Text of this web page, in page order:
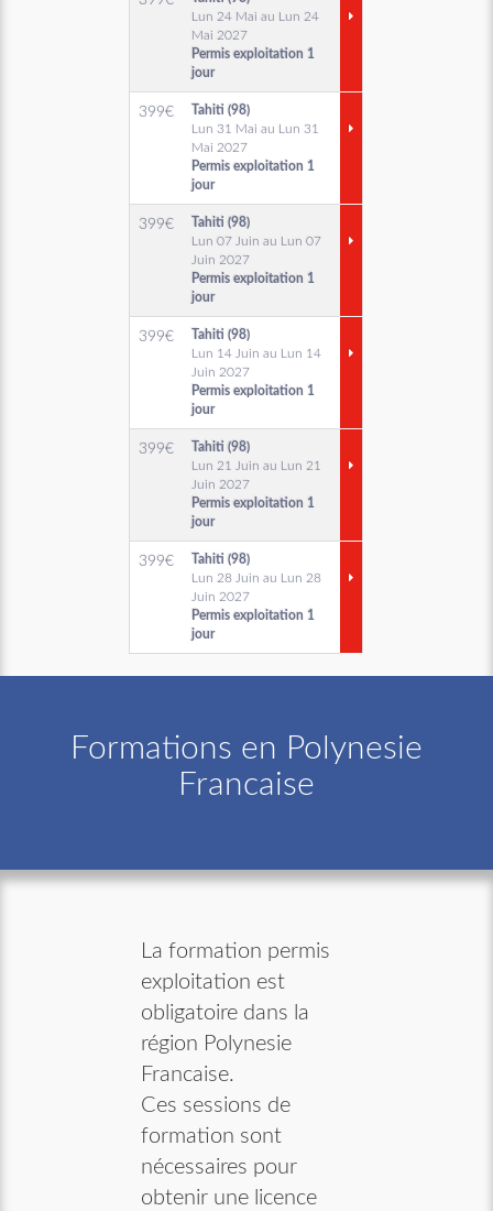
Lun 24 Mai au Lun 24
Mai 2027
Permis exploitation 1
jour
399€
Tahiti (98)
Lun 31 Mai au Lun 31
Mai 2027
Permis exploitation 1
jour
399€
Tahiti (98)
Lun 07 Juin au Lun 07
Juin 2027
Permis exploitation 1
jour
399€
Tahiti (98)
Lun 14 Juin au Lun 14
Juin 2027
Permis exploitation 1
jour
399€
Tahiti (98)
Lun 21 Juin au Lun 21
Juin 2027
Permis exploitation 1
jour
399€
Tahiti (98)
Lun 28 Juin au Lun 28
Juin 2027
Permis exploitation 1
jour
Formations en Polynesie
Francaise
La formation permis
exploitation est
obligatoire dans la
région Polynesie
Francaise.
Ces sessions de
formation sont
nécessaires pour
obtenir une licence